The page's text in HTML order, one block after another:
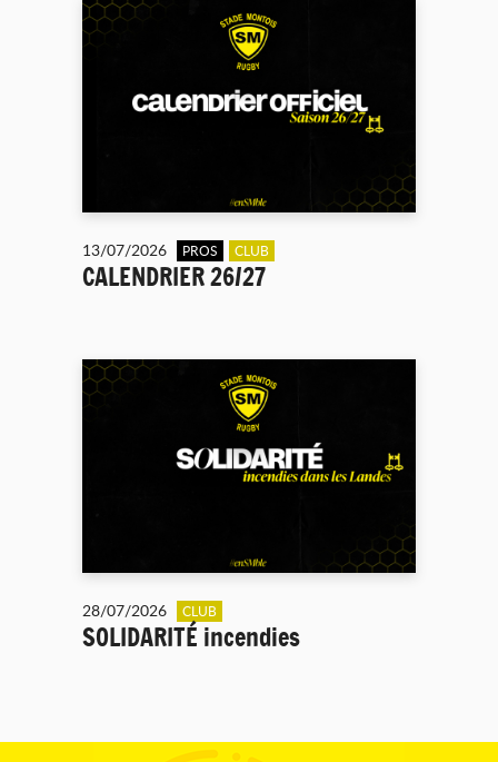
13/07/2026 PROS CLUB
CALENDRIER 26/27
28/07/2026 CLUB
SOLIDARITÉ incendies